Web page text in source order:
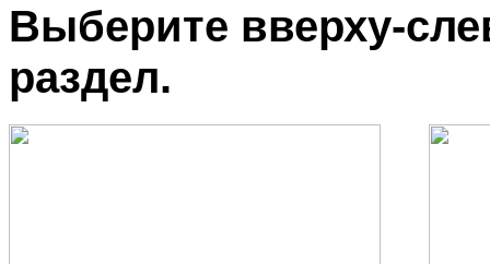
Выберите вверху-
раздел.